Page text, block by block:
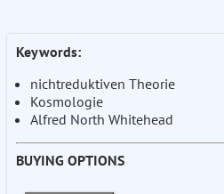
Keywords:
nichtreduktiven Theorie
Kosmologie
Alfred North Whitehead
BUYING OPTIONS